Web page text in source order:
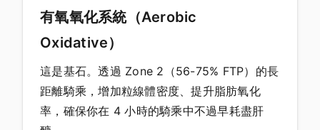
有氧氧化系統（Aerobic
Oxidative）
這是基石。透過 Zone 2（56-75% FTP）的長
距離騎乘，增加粒線體密度、提升脂肪氧化
率，確保你在 4 小時的騎乘中不過早耗盡肝